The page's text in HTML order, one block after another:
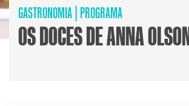
GASTRONOMIA PROGRAMA
OS DOCES DE ANNA OLSON